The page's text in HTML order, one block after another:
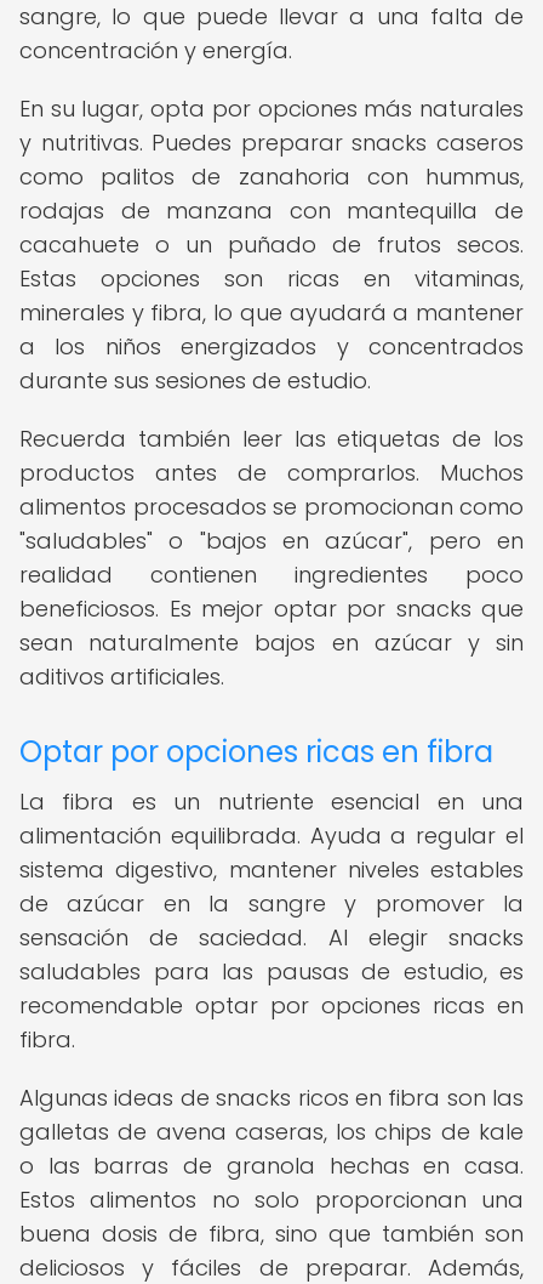
sangre, lo que puede llevar a una falta de
concentración y energía.
En su lugar, opta por opciones más naturales
y nutritivas. Puedes preparar snacks caseros
como palitos de zanahoria con hummus,
rodajas de manzana con mantequilla de
cacahuete o un puñado de frutos secos.
Estas opciones son ricas en vitaminas,
minerales y fibra, lo que ayudará a mantener
a los niños energizados y concentrados
durante sus sesiones de estudio.
Recuerda también leer las etiquetas de los
productos antes de comprarlos. Muchos
alimentos procesados se promocionan como
"saludables" o "bajos en azúcar", pero en
realidad contienen ingredientes poco
beneficiosos. Es mejor optar por snacks que
sean naturalmente bajos en azúcar y sin
aditivos artificiales.
Optar por opciones ricas en fibra
La fibra es un nutriente esencial en una
alimentación equilibrada. Ayuda a regular el
sistema digestivo, mantener niveles estables
de azúcar en la sangre y promover la
sensación de saciedad. Al elegir snacks
saludables para las pausas de estudio, es
recomendable optar por opciones ricas en
fibra.
Algunas ideas de snacks ricos en fibra son las
galletas de avena caseras, los chips de kale
o las barras de granola hechas en casa.
Estos alimentos no solo proporcionan una
buena dosis de fibra, sino que también son
deliciosos y fáciles de preparar. Además,